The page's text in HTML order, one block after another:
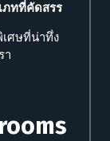
ภทที่คัดสรร
ศษที่น่าทึ่ง
า